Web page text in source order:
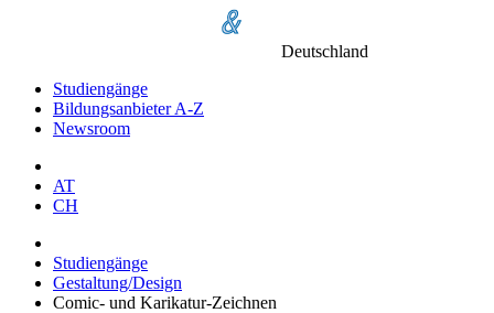
Deutschland
Studiengänge
Bildungsanbieter A-Z
Newsroom
AT
CH
Studiengänge
Gestaltung/Design
Comic- und Karikatur-Zeichnen